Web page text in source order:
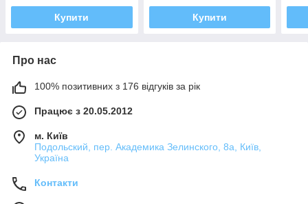
Купити Купити
Про нас
100% позитивних з 176 відгуків за рік
Працює з 20.05.2012
м. Київ
Подольский, пер. Академика Зелинского, 8а, Київ,
Україна
Контакти